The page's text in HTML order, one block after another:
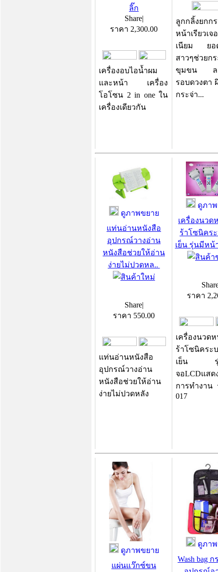
Share|
ราคา 2,300.00
เครื่องอบไอน้ำผม
และหน้า เครื่อง
โอโซน 2 in one ใน
เครื่องเดียวกัน
ลูกกลิ้งยกก
หน้าเรียวเจ
เนียม ยอ
สาวๆช่วยก
ขุมขน ลด
รอบดวงตา
กระจ่า...
ดูภาพขยาย
แท่นอ่านหนังสือ
อุปกรณ์วางอ่าน
หนังสือช่วยให้อ่าน
ง่ายไม่ปวดหล..
Share|
ราคา 550.00
แท่นอ่านหนังสือ
อุปกรณ์วางอ่าน
หนังสือช่วยให้อ่าน
ง่ายไม่ปวดหลัง
ดูภา
เครื่องนวด
ร้าโซนิคร
เย็น รุ่นมีหน้
ราคา
เครื่องนวด
ร้าโซนิคระ
เย็น รุ่น
จอLCDแสด
การทำงาน
017
ดูภาพขยาย
แผ่นแว๊กซ์ขน
ดูภา
Wash bag ก